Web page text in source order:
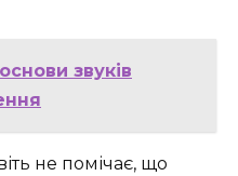
звуків
не помічає, що